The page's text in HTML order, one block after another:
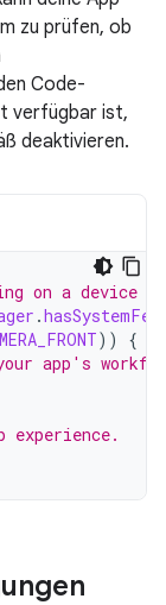
zu prüfen, ob
Code-
verfügbar ist,
deaktivieren.
on a device
.
))
{
app's
experience.